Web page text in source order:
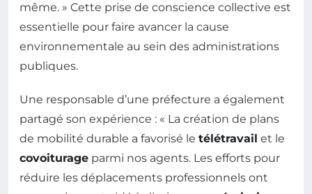
même. » Cette prise de conscience collective est
essentielle pour faire avancer la cause
environnementale au sein des administrations
publiques.
Une responsable d’une préfecture a également
partagé son expérience : « La création de plans
de mobilité durable a favorisé le télétravail et le
covoiturage parmi nos agents. Les efforts pour
réduire les déplacements professionnels ont